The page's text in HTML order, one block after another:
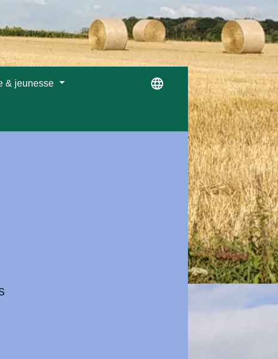
& jeunesse language